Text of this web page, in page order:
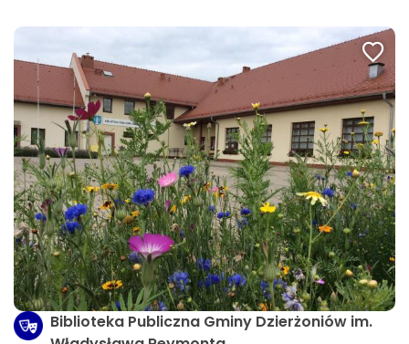
Biblioteka Publiczna Gminy Dzierżoniów im.